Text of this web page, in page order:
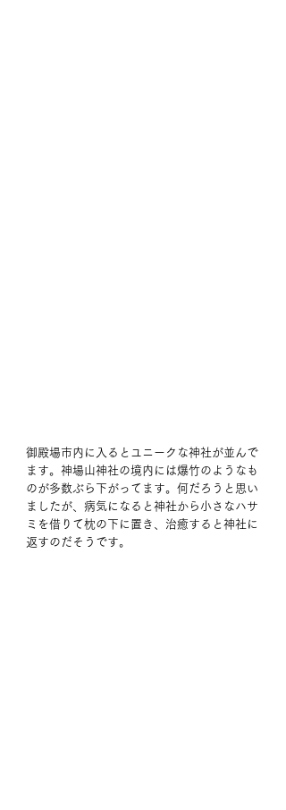
御殿場市内に入るとユニークな神社が並んで
ます。神場山神社の境内には爆竹のようなも
のが多数ぶら下がってます。何だろうと思い
ましたが、病気になると神社から小さなハサ
ミを借りて枕の下に置き、治癒すると神社に
返すのだそうです。